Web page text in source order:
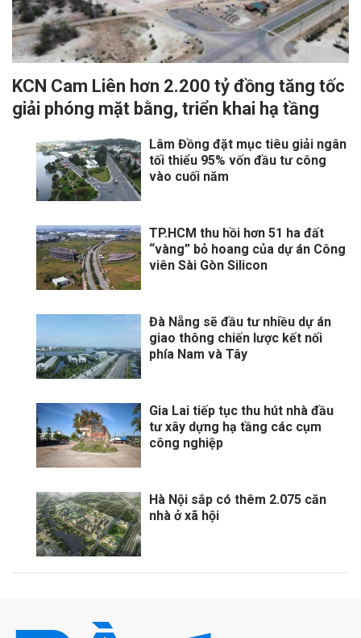
KCN Cam Liên hơn 2.200 tỷ đồng tăng tốc
giải phóng mặt bằng, triển khai hạ tầng
Lâm Đồng đặt mục tiêu giải ngân
tối thiểu 95% vốn đầu tư công
vào cuối năm
TP.HCM thu hồi hơn 51 ha đất
“vàng” bỏ hoang của dự án Công
viên Sài Gòn Silicon
Đà Nẵng sẽ đầu tư nhiều dự án
giao thông chiến lược kết nối
phía Nam và Tây
Gia Lai tiếp tục thu hút nhà đầu
tư xây dựng hạ tầng các cụm
công nghiệp
Hà Nội sắp có thêm 2.075 căn
nhà ở xã hội